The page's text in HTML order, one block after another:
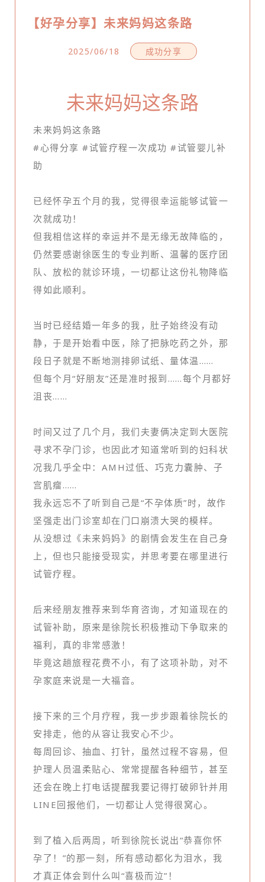
【好孕分享】未来妈妈这条路
2025/06/18 成功分享
未来妈妈这条路
未来妈妈这条路
#心得分享 #试管疗程一次成功 #试管婴儿补
助
已经怀孕五个月的我，觉得很幸运能够试管一
次就成功！
但我相信这样的幸运并不是无缘无故降临的，
仍然要感谢徐医生的专业判断、温馨的医疗团
队、放松的就诊环境，一切都让这份礼物降临
得如此顺利。
当时已经结婚一年多的我，肚子始终没有动
静，于是开始看中医，除了把脉吃药之外，那
段日子就是不断地测排卵试纸、量体温……
但每个月“好朋友”还是准时报到……每个月都好
沮丧……
时间又过了几个月，我们夫妻俩决定到大医院
寻求不孕门诊，也因此才知道常听到的妇科状
况我几乎全中：AMH过低、巧克力囊肿、子
宫肌瘤……
我永远忘不了听到自己是“不孕体质”时，故作
坚强走出门诊室却在门口崩溃大哭的模样。
从没想过《未来妈妈》的剧情会发生在自己身
上，但也只能接受现实，并思考要在哪里进行
试管疗程。
后来经朋友推荐来到华育咨询，才知道现在的
试管补助，原来是徐院长积极推动下争取来的
福利，真的非常感激！
毕竟这趟旅程花费不小，有了这项补助，对不
孕家庭来说是一大福音。
接下来的三个月疗程，我一步步跟着徐院长的
安排走，他的从容让我安心不少。
每周回诊、抽血、打针，虽然过程不容易，但
护理人员温柔贴心、常常提醒各种细节，甚至
还会在晚上打电话提醒我要记得打破卵针并用
LINE回报他们，一切都让人觉得很窝心。
到了植入后两周，听到徐院长说出“恭喜你怀
孕了！”的那一刻，所有感动都化为泪水，我
才真正体会到什么叫“喜极而泣”！